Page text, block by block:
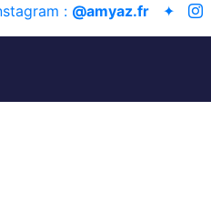
: @amyaz.fr ✦